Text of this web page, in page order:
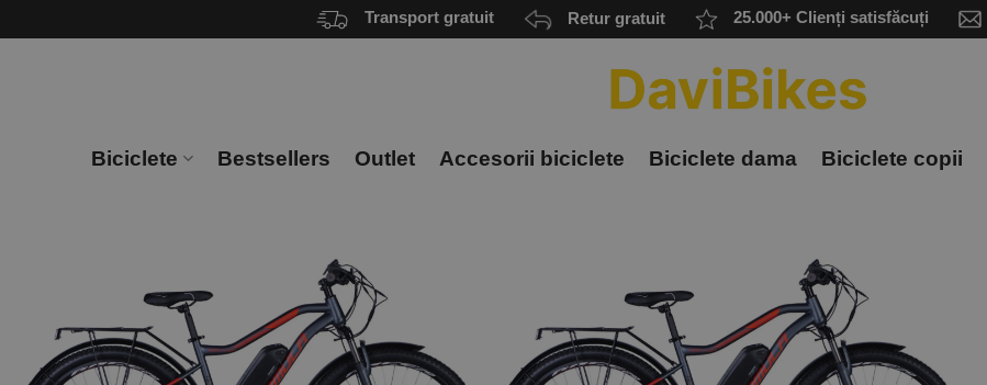
to
Transport gratuit Retur gratuit 25.000+ Clienți satisfăcuți
Biciclete Bestsellers Outlet Accesorii biciclete Biciclete dama Biciclete copii